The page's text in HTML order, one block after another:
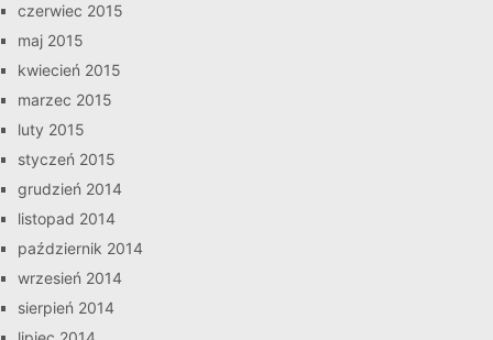
czerwiec 2015
maj 2015
kwiecień 2015
marzec 2015
luty 2015
styczeń 2015
grudzień 2014
listopad 2014
październik 2014
wrzesień 2014
sierpień 2014